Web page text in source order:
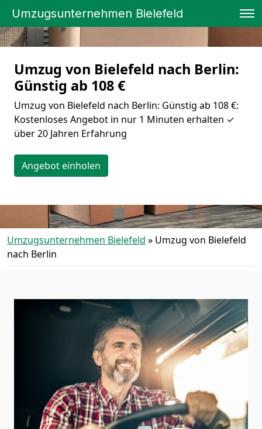
Umzugsunternehmen Bielefeld
Umzug von Bielefeld nach Berlin:
Günstig ab 108 €
Umzug von Bielefeld nach Berlin: Günstig ab 108 €:
Kostenloses Angebot in nur 1 Minuten erhalten ✓
über 20 Jahren Erfahrung
Angebot einholen
Umzugsunternehmen Bielefeld » Umzug von Bielefeld
nach Berlin